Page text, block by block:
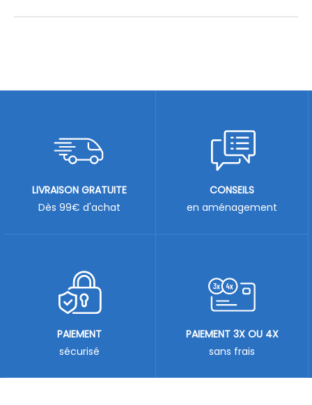
LIVRAISON GRATUITE
Dès 99€ d'achat
CONSEILS
en aménagement
PAIEMENT
sécurisé
PAIEMENT 3X OU 4X
sans frais